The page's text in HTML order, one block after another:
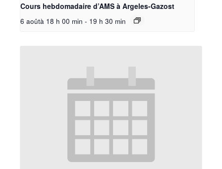
Cours hebdomadaire d’AMS à Argeles-Gazost
6 aoûtà 18 h 00 min - 19 h 30 min